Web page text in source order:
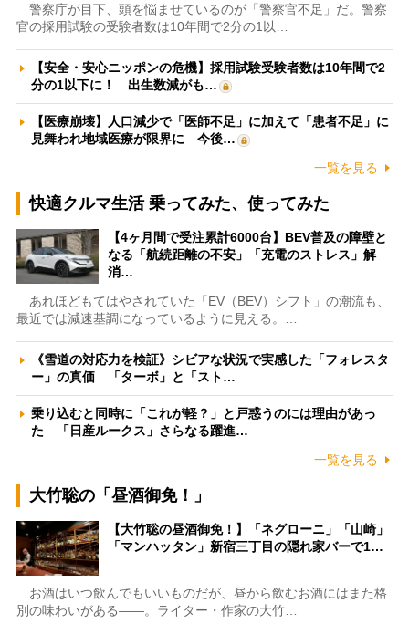
警察庁が目下、頭を悩ませているのが「警察官不足」だ。警察
官の採用試験の受験者数は10年間で2分の1以…
【安全・安心ニッポンの危機】採用試験受験者数は10年間で2
分の1以下に！ 出生数減がも…
【医療崩壊】人口減少で「医師不足」に加えて「患者不足」に
見舞われ地域医療が限界に 今後…
一覧を見る
快適クルマ生活 乗ってみた、使ってみた
【4ヶ月間で受注累計6000台】BEV普及の障壁と
なる「航続距離の不安」「充電のストレス」解
消…
あれほどもてはやされていた「EV（BEV）シフト」の潮流も、
最近では減速基調になっているように見える。…
《雪道の対応力を検証》シビアな状況で実感した「フォレスタ
ー」の真価 「ターボ」と「スト…
乗り込むと同時に「これが軽？」と戸惑うのには理由があっ
た 「日産ルークス」さらなる躍進…
一覧を見る
大竹聡の「昼酒御免！」
【大竹聡の昼酒御免！】「ネグローニ」「山崎」
「マンハッタン」新宿三丁目の隠れ家バーで1…
お酒はいつ飲んでもいいものだが、昼から飲むお酒にはまた格
別の味わいがある――。ライター・作家の大竹…